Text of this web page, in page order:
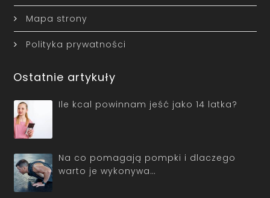
Mapa strony
Polityka prywatności
Ostatnie artykuły
Ile kcal powinnam jeść jako 14 latka?
Na co pomagają pompki i dlaczego
warto je wykonywa…